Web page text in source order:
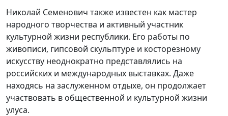
Николай Семенович также известен как мастер
народного творчества и активный участник
культурной жизни республики. Его работы по
живописи, гипсовой скульптуре и косторезному
искусству неоднократно представлялись на
российских и международных выставках. Даже
находясь на заслуженном отдыхе, он продолжает
участвовать в общественной и культурной жизни
улуса.